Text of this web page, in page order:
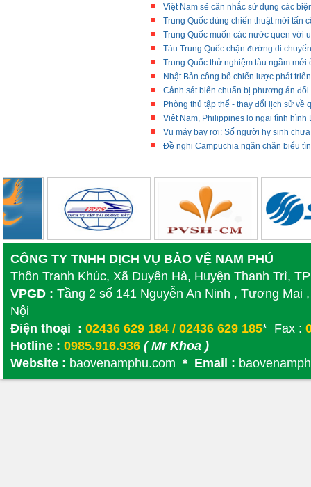
Việt Nam sẽ cân nhắc sử dụng các
Trung Quốc dùng chiến thuật mới tấn
Trung Quốc muốn các nước quen với
Tàu Trung Quốc chặn đường di
Trung Quốc thử nghiệm tàu ngầm mới
Nhật Bản công bố chiến lược phát
Cảnh sát biển chuẩn bị phương án
Phòng thủ tập thể - thay đổi lịch sử về
Việt Nam, Philippines lo ngại tình
Vụ máy bay rơi: Số người hy sinh
Đề nghị Campuchia ngăn chặn biểu
CÔNG TY TNHH DỊCH VỤ BẢO VỆ NAM PHÚ
Thôn Tranh Khúc, Xã Duyên Hà, Huyện Thanh Trì,
VPGD : Tầng 2 số 141 Nguyễn An Ninh , Tương Mai
Nội
Điện thoại : 02436 629 184 / 02436 629 185* Fax :
Hotline : 0985.916.936 ( Mr Khoa )
Website : baovenamphu.com * Email :